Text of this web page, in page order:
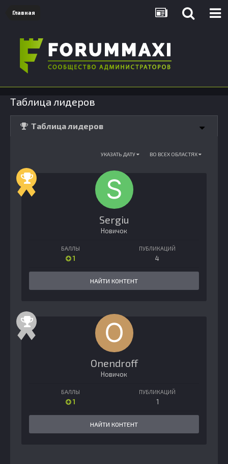
Главная
Таблица лидеров
Таблица лидеров
ВО ВСЕХ ОБЛАСТЯХ
УКАЗАТЬ ДАТУ
Sergiu
Новичок
БАЛЛЫ
1
ПУБЛИКАЦИЙ
4
НАЙТИ КОНТЕНТ
Onendroff
Новичок
БАЛЛЫ
1
ПУБЛИКАЦИЙ
1
НАЙТИ КОНТЕНТ